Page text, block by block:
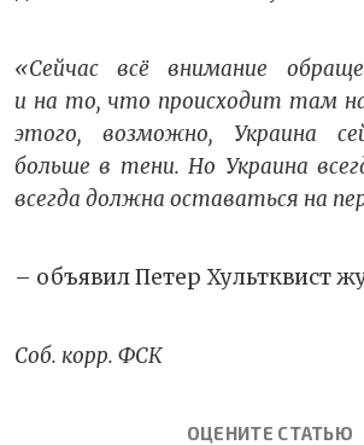
«Сейчас всё внимание
и на то, что происходит там
этого, возможно, Украина
больше в тени. Но Украина
всегда должна оставаться на
– объявил Петер Хультквист
Соб. корр. ФСК
ОЦЕНИТЕ СТАТЬЮ